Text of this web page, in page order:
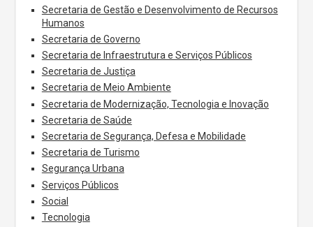
Secretaria de Gestão e Desenvolvimento de Recursos
Humanos
Secretaria de Governo
Secretaria de Infraestrutura e Serviços Públicos
Secretaria de Justiça
Secretaria de Meio Ambiente
Secretaria de Modernização, Tecnologia e Inovação
Secretaria de Saúde
Secretaria de Segurança, Defesa e Mobilidade
Secretaria de Turismo
Segurança Urbana
Serviços Públicos
Social
Tecnologia